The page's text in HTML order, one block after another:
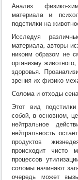
Анализ физико-
материала и
подстилки на
Исследуя
материала, авторы
никоим образом не
организму
здоровья.
зрения их физико-
Солома и отходы сена
Этот вид
собой, в основном,
нейтральное
нейтральность
продуктов
происходит чисто
процессов
соломы начинают
очередь может